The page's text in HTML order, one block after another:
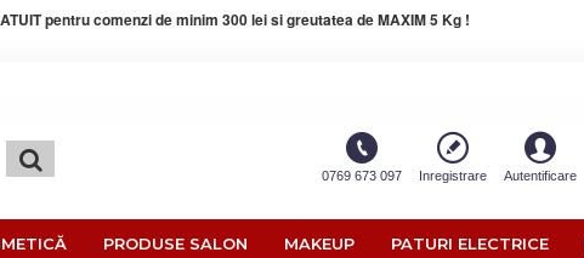
pentru comenzi de minim 300 lei si greutatea de MAXIM 5 Kg !
0769 673 097 Inregistrare Autentificare
PRODUSE SALON MAKEUP PATURI ELECTRICE